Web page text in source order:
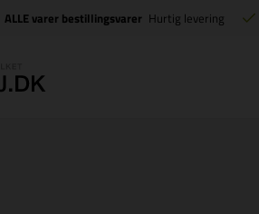
ALLE varer bestillingsvarer Hurtig levering